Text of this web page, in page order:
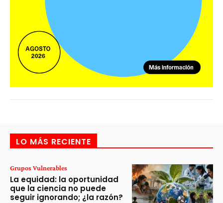
LO MÁS RECIENTE
Grupos Vulnerables
La equidad: la oportunidad
que la ciencia no puede
seguir ignorando; ¿la razón?